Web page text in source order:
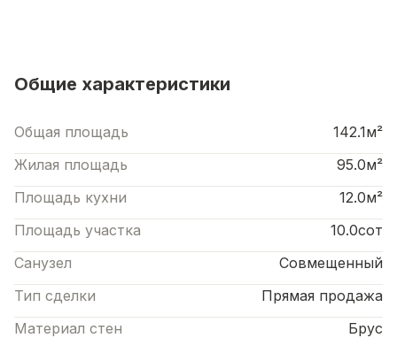
Общие характеристики
Общая площадь
142.1м²
Жилая площадь
95.0м²
Площадь кухни
12.0м²
Площадь участка
10.0сот
Санузел
Совмещенный
Тип сделки
Прямая продажа
Материал стен
Брус